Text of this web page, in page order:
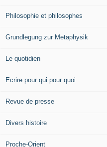
Philosophie et philosophes
Grundlegung zur Metaphysik
Le quotidien
Ecrire pour qui pour quoi
Revue de presse
Divers histoire
Proche-Orient